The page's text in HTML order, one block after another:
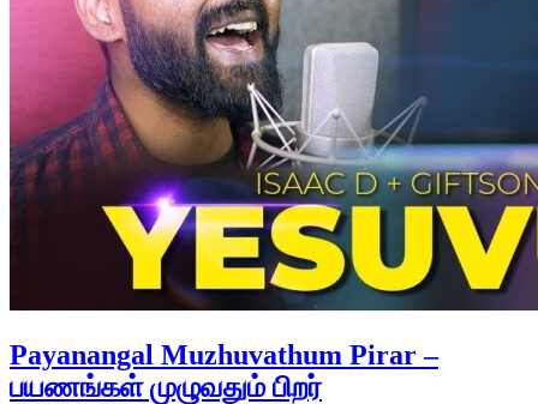
Payanangal Muzhuvathum Pirar –
பயணங்கள் முழுவதும் பிறர்